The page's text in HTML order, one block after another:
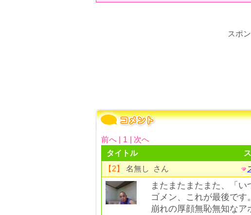
スポ
前へ | 1
| 次へ
タイトル
【2】
名無し さん
またまたまたまた、「
ゴメン、これが最後で
崩れの厚顔無恥無知な